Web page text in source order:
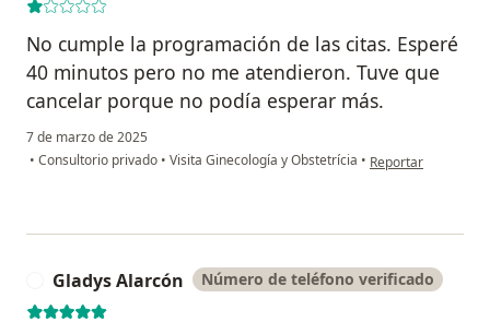
No cumple la programación de las citas. Esperé
40 minutos pero no me atendieron. Tuve que
cancelar porque no podía esperar más.
7 de marzo de 2025
• Consultorio privado • Visita Ginecología y Obstetrícia • en opinión del
Reportar
Gladys Alarcón Número de teléfono verificado